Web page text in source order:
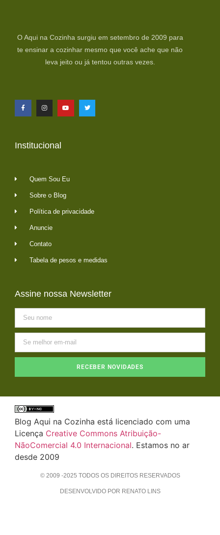
O Aqui na Cozinha surgiu em setembro de 2009 para
te ensinar a cozinhar mesmo que você ache que não
leva jeito ou já tentou outras vezes.
Institucional
Quem Sou Eu
Sobre o Blog
Política de privacidade
Anuncie
Contato
Tabela de pesos e medidas
Assine nossa Newsletter
RECEBER NOVIDADES
Blog Aqui na Cozinha está licenciado com uma
Licença Creative Commons Atribuição-
NãoComercial 4.0 Internacional. Estamos no ar
desde 2009
© 2009 -2025 TODOS OS DIREITOS RESERVADOS
DESENVOLVIDO POR RENATO LINS